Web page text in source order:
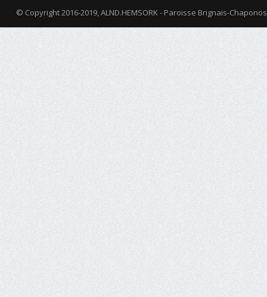
© Copyright 2016-2019, ALND.HEMSORK - Paroisse Brignais-